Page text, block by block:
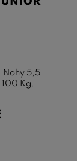
Nohy 5,5
Kg.